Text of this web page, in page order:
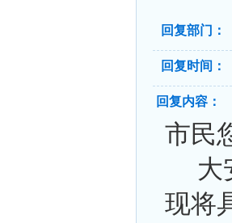
回复部门：
回复时间：
回复内容：
市民
大
现将